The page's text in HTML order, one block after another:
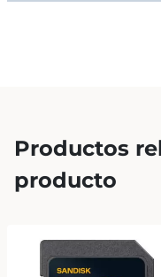
Productos
producto